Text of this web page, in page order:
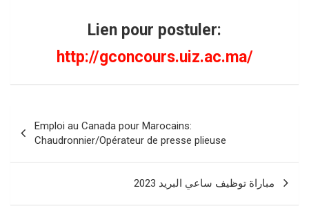
Lien pour postuler:
http://gconcours.uiz.ac.ma/
de
l’article
Emploi au Canada pour Marocains:
Chaudronnier/Opérateur de presse plieuse
مباراة توظيف ساعي البريد 2023